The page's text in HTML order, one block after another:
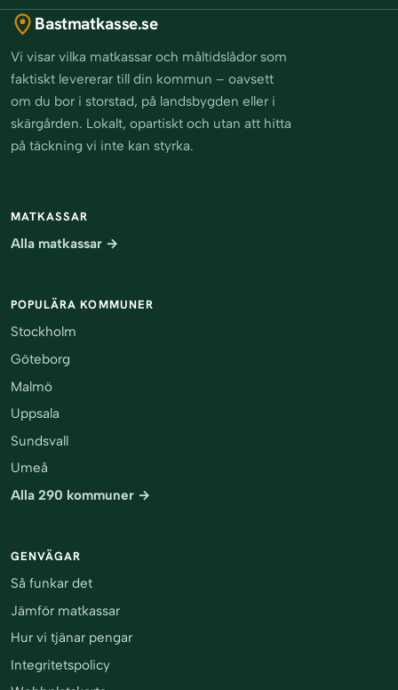
Bastmatkasse.se
Vi visar vilka matkassar och måltidslådor som
faktiskt levererar till din kommun – oavsett
om du bor i storstad, på landsbygden eller i
skärgården. Lokalt, opartiskt och utan att hitta
på täckning vi inte kan styrka.
MATKASSAR
Alla matkassar →
POPULÄRA KOMMUNER
Stockholm
Göteborg
Malmö
Uppsala
Sundsvall
Umeå
Alla 290 kommuner →
GENVÄGAR
Så funkar det
Jämför matkassar
Hur vi tjänar pengar
Integritetspolicy